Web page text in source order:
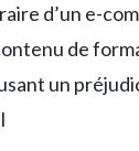
d’un e-
de
un